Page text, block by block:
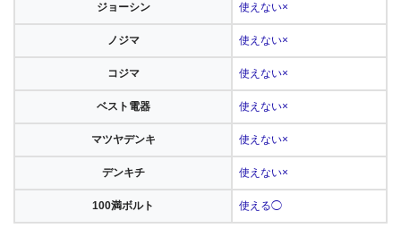
ジョーシン 使えない×
ノジマ 使えない×
コジマ 使えない×
ベスト電器 使えない×
マツヤデンキ 使えない×
デンキチ 使えない×
100満ボルト 使える◯